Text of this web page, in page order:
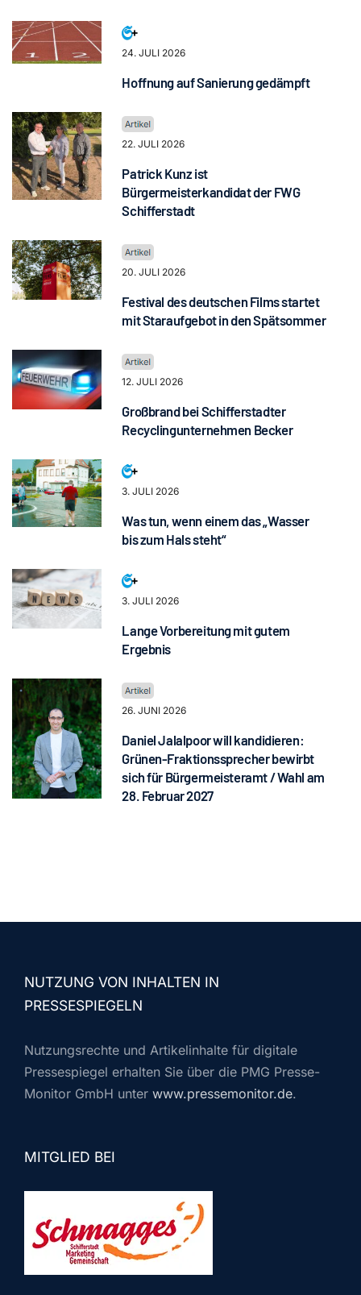
24. JULI 2026
Hoffnung auf Sanierung gedämpft
22. JULI 2026
Patrick Kunz ist
Bürgermeisterkandidat der FWG
Schifferstadt
20. JULI 2026
Festival des deutschen Films startet
mit Staraufgebot in den Spätsommer
12. JULI 2026
Großbrand bei Schifferstadter
Recyclingunternehmen Becker
3. JULI 2026
Was tun, wenn einem das „Wasser
bis zum Hals steht“
3. JULI 2026
Lange Vorbereitung mit gutem
Ergebnis
26. JUNI 2026
Daniel Jalalpoor will kandidieren:
Grünen-Fraktionssprecher bewirbt
sich für Bürgermeisteramt / Wahl am
28. Februar 2027
NUTZUNG VON INHALTEN IN
PRESSESPIEGELN
Nutzungsrechte und Artikelinhalte für digitale
Pressespiegel erhalten Sie über die PMG Presse-
Monitor GmbH unter www.pressemonitor.de.
MITGLIED BEI